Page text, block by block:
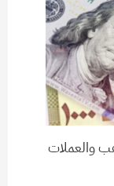
والعملات